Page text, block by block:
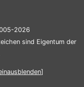
2026
sind Eigentum der
ausblenden]